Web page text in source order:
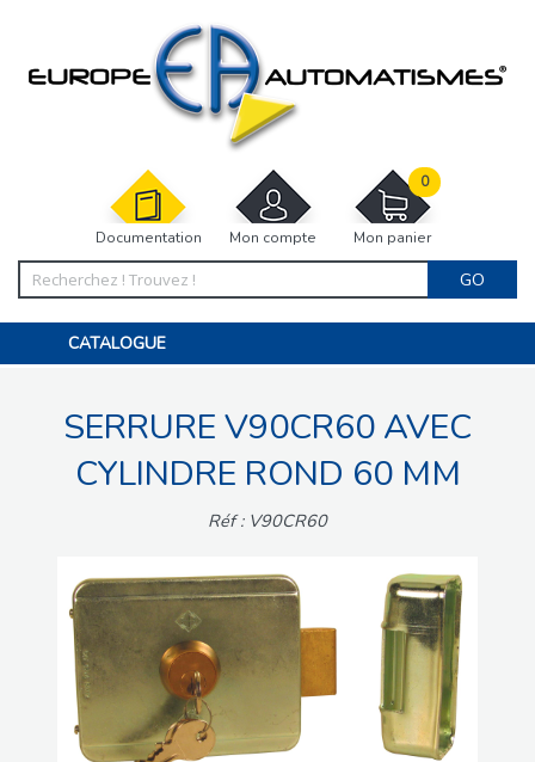
Documentation Mon compte Mon panier
0
GO
CATALOGUE
MOTORISATIONS
ACCESSOIRES ET ELECTRONIQUES
INTERPHONES VISIOPHONES
SERRURE V90CR60 AVEC
CYLINDRE ROND 60 MM
Réf : V90CR60